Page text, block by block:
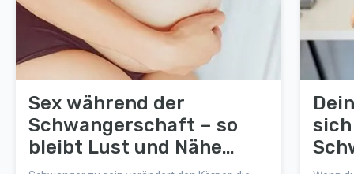
Sex während der
Schwangerschaft – so
bleibt Lust und Nähe
erhalten